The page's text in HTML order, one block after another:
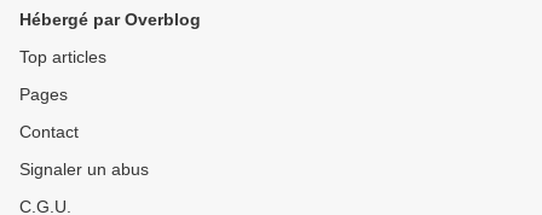
Hébergé par Overblog
Top articles
Pages
Contact
Signaler un abus
C.G.U.